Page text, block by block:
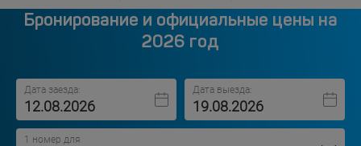
Бронирование и официальные цены на
2026 год
Дата заезда: Дата выезда:
1 номер для